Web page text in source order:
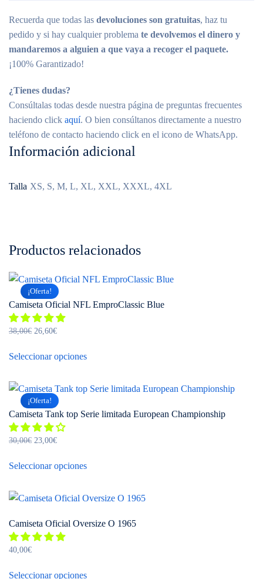
Recuerda que todas las devoluciones son gratuitas, haz tu
pedido y si hay cualquier problema te devolvemos el dinero y
mandaremos a alguien a que vaya a recoger el paquete.
¡100% Garantizado!
¿Tienes dudas?
Consúltalas todas desde nuestra página de preguntas frecuentes
haciendo click aquí. O bien consúltanos directamente a nuestro
teléfono de contacto haciendo click en el icono de WhatsApp.
Información adicional
Talla XS, S, M, L, XL, XXL, XXXL, 4XL
Productos relacionados
¡Oferta!
Camiseta Oficial NFL EmproClassic Blue
38,00€ El
original
26,60€El
actual
Seleccionar opcionesproducto
múltiples
Las
página
¡Oferta!
Camiseta Tank top Serie limitada European Championship
30,00€ El
original
23,00€El
actual
Seleccionar opcionesproducto
múltiples
Las
Camiseta Oficial Oversize O 1965
40,00€
Seleccionar opciones